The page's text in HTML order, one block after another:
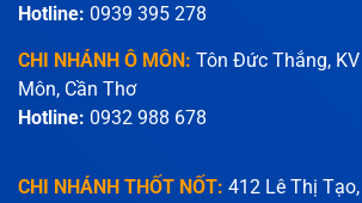
Hotline: 0939 395 278
CHI NHÁNH Ô MÔN: Tôn Đức Thắng,
Môn, Cần Thơ
Hotline: 0932 988 678
CHI NHÁNH THỐT NỐT: 412 Lê Thị